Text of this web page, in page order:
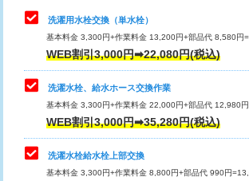
給水管工事※（ライニング鋼管・銅
管・ポリ管・HT管使用/3ｍ超え)
排水管工事（土の掘削・埋め戻し作
業）
排水管工事（排水管工事/3ｍまで）
排水管工事（追加 排水管工事/3ｍ超
え）
理・調整・分解・加工など（中作業）
止水・漏水調査・防水処理・清掃・修
理・調整・分解・加工など（重作業）
キッチンタンク脱着
その他部品の脱着
交換・取付（タンク）
洗濯用水栓交換（単水栓）
基本料金 3,300円+作業料金 13,200円+部品代 8,580円
WEB割引3,000円➡22,080円(税込)
洗濯水栓、給水ホース交換作業
基本料金 3,300円+作業料金 22,000円+部品代 12,980
WEB割引3,000円➡35,280円(税込)
洗濯水栓給水栓上部交換
基本料金 3,300円+作業料金 8,800円+部品代 990円